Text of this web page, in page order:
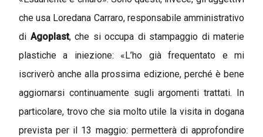
che usa Loredana Carraro, responsabile amministrativo
di Agoplast, che si occupa di stampaggio di materie
plastiche a iniezione: «L’ho già frequentato e mi
iscriverò anche alla prossima edizione, perché è bene
aggiornarsi continuamente sugli argomenti trattati. In
particolare, trovo che sia molto utile la visita in dogana
prevista per il 13 maggio: permetterà di approfondire